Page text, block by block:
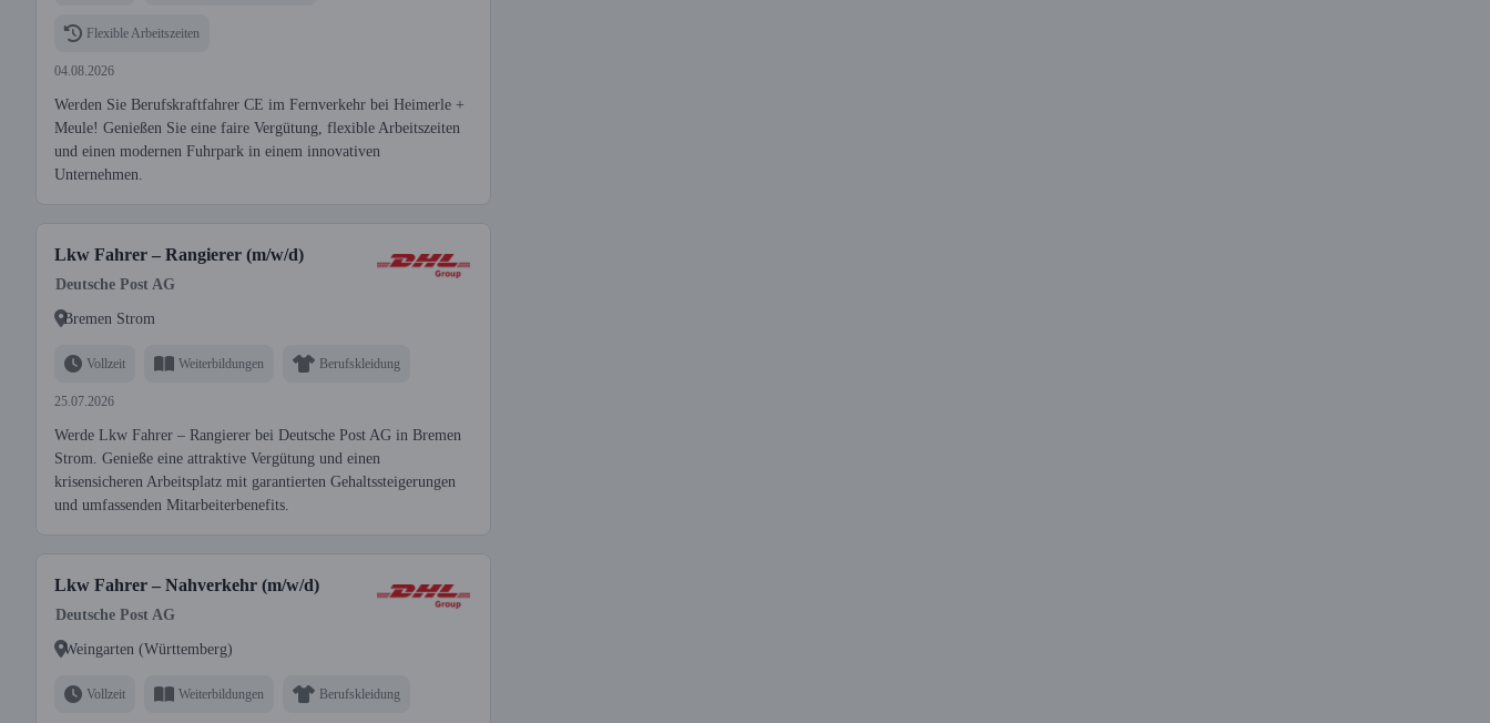
Flexible Arbeitszeiten
04.08.2026
Werden Sie Berufskraftfahrer CE im Fernverkehr bei Heimerle +
Meule! Genießen Sie eine faire Vergütung, flexible Arbeitszeiten
und einen modernen Fuhrpark in einem innovativen
Unternehmen.
Lkw Fahrer – Rangierer (m/w/d)
Deutsche Post AG
Bremen Strom
Vollzeit Weiterbildungen Berufskleidung
25.07.2026
Werde Lkw Fahrer – Rangierer bei Deutsche Post AG in Bremen
Strom. Genieße eine attraktive Vergütung und einen
krisensicheren Arbeitsplatz mit garantierten Gehaltssteigerungen
und umfassenden Mitarbeiterbenefits.
Lkw Fahrer – Nahverkehr (m/w/d)
Deutsche Post AG
Weingarten (Württemberg)
Vollzeit Weiterbildungen Berufskleidung